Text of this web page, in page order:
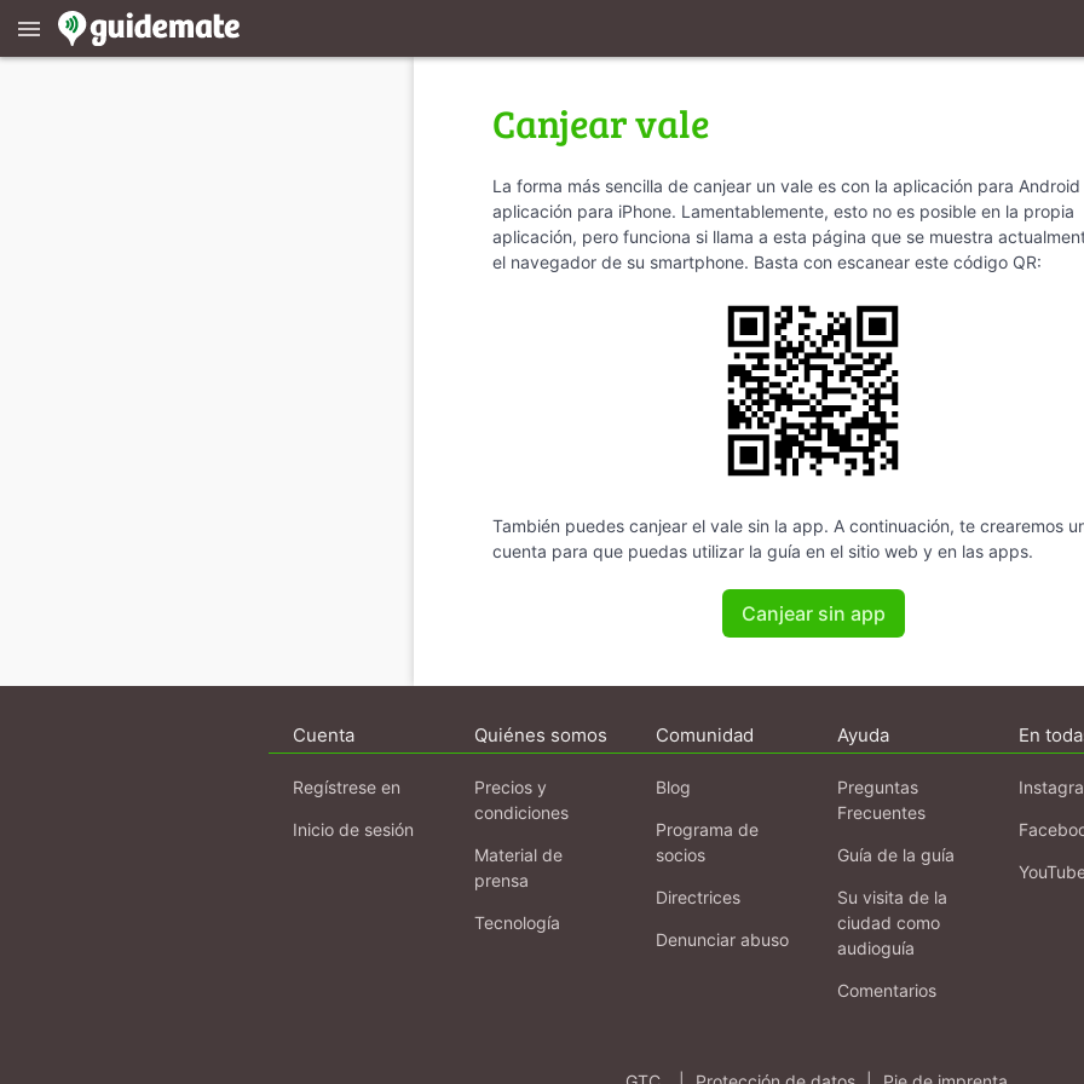
menu
Canjear vale
La forma más sencilla de canjear un vale es con la aplicación para Android
aplicación para iPhone. Lamentablemente, esto no es posible en la propia
aplicación, pero funciona si llama a esta página que se muestra
el navegador de su smartphone. Basta con escanear este código QR:
También puedes canjear el vale sin la app. A continuación, te crearemos
cuenta para que puedas utilizar la guía en el sitio web y en las apps.
Canjear sin app
Cuenta
Regístrese en
Inicio de sesión
Quiénes somos
Precios y
condiciones
Material de
prensa
Tecnología
Comunidad
Blog
Programa de
socios
Directrices
Denunciar abuso
Ayuda
Preguntas
Frecuentes
Guía de la guía
Su visita de la
ciudad como
audioguía
Comentarios
En